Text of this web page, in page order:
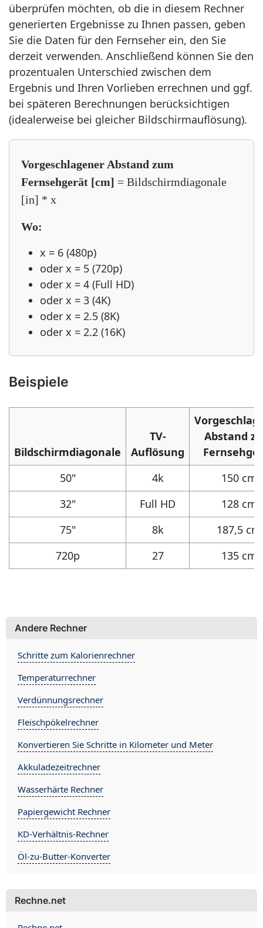
überprüfen möchten, ob die in diesem Rechner
generierten Ergebnisse zu Ihnen passen, geben
Sie die Daten für den Fernseher ein, den Sie
derzeit verwenden. Anschließend können Sie den
prozentualen Unterschied zwischen dem
Ergebnis und Ihren Vorlieben errechnen und ggf.
bei späteren Berechnungen berücksichtigen
(idealerweise bei gleicher Bildschirmauflösung).
Vorgeschlagener Abstand zum
Fernsehgerät [cm] = Bildschirmdiagonale
[in] * x
Wo:
x = 6 (480p)
oder x = 5 (720p)
oder x = 4 (Full HD)
oder x = 3 (4K)
oder x = 2.5 (8K)
oder x = 2.2 (16K)
Beispiele
Bildschirmdiagonale
TV-
Auflösung
Abstand
50"
4k
150 cm
32"
Full HD
128 cm
75"
8k
187,5 cm
720p
27 135 cm
Andere Rechner
Schritte zum Kalorienrechner
Temperaturrechner
Verdünnungsrechner
Fleischpökelrechner
Konvertieren Sie Schritte in Kilometer und Meter
Akkuladezeitrechner
Wasserhärte Rechner
Papiergewicht Rechner
KD-Verhältnis-Rechner
Öl-zu-Butter-Konverter
Rechne.net